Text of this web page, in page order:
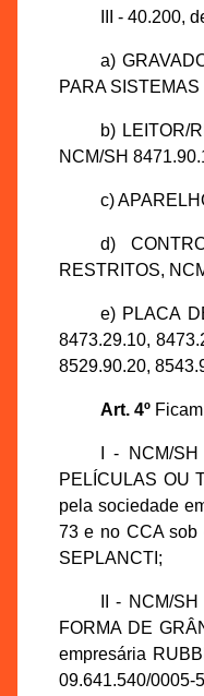
III - 40.200,
a)
PARA
b) LEITOR/
NCM/SH
c)
d)
RESTRITOS,
e) PLACA
8473.29.10,
8529.90.20,
Art. 4ºFicam
I - NCM/
PELÍCULAS OU
pela sociedade
73 e no CCA sob
SEPLANCTI;
II - NCM/
FORMA DE
empresária
09.641.540/